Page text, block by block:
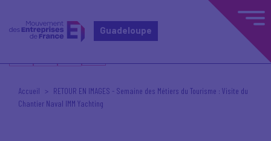
Guadeloupe
Accueil
RETOUR EN IMAGES - Semaine des Métiers du Tourisme : Visite du
Chantier Naval IMM Yachting